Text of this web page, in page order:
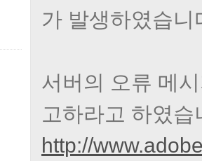
가 발생하였습니
서버의 오류 메
고하라고 하였습
http://